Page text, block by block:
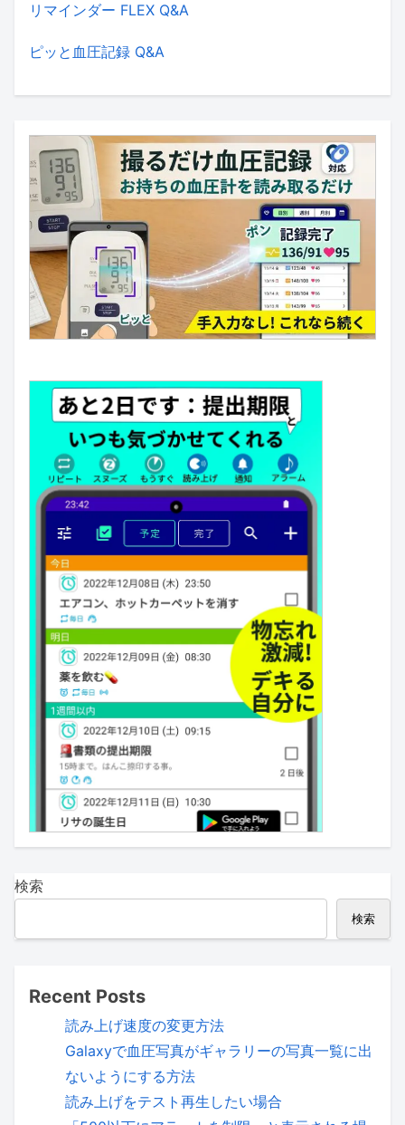
リマインダー FLEX Q&A
ピッと血圧記録 Q&A
検索
検索
Recent Posts
読み上げ速度の変更方法
Galaxyで血圧写真がギャラリーの写真一覧に出
ないようにする方法
読み上げをテスト再生したい場合